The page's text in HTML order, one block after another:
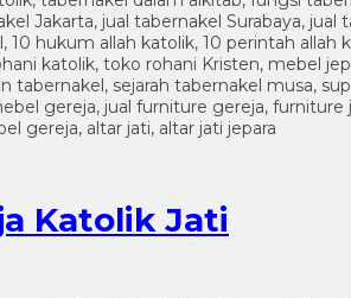
Katolik Jati